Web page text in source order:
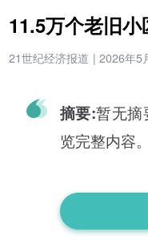
11.5万个老旧
21世纪经济报道 | 2026年5
摘要:暂无摘
览完整内容。